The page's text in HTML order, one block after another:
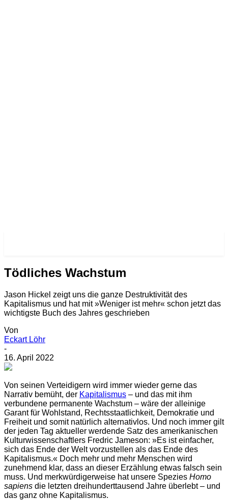
Tödliches Wachstum
Jason Hickel zeigt uns die ganze Destruktivität des
Kapitalismus und hat mit »Weniger ist mehr« schon jetzt das
wichtigste Buch des Jahres geschrieben
Von
Eckart Löhr
-
16. April 2022
Von seinen Verteidigern wird immer wieder gerne das
Narrativ bemüht, der Kapitalismus – und das mit ihm
verbundene permanente Wachstum – wäre der alleinige
Garant für Wohlstand, Rechtsstaatlichkeit, Demokratie und
Freiheit und somit natürlich alternativlos. Und noch immer gilt
der jeden Tag aktueller werdende Satz des amerikanischen
Kulturwissenschaftlers Fredric Jameson: »Es ist einfacher,
sich das Ende der Welt vorzustellen als das Ende des
Kapitalismus.« Doch mehr und mehr Menschen wird
zunehmend klar, dass an dieser Erzählung etwas falsch sein
muss. Und merkwürdigerweise hat unsere Spezies Homo
sapiens die letzten dreihunderttausend Jahre überlebt – und
das ganz ohne Kapitalismus.